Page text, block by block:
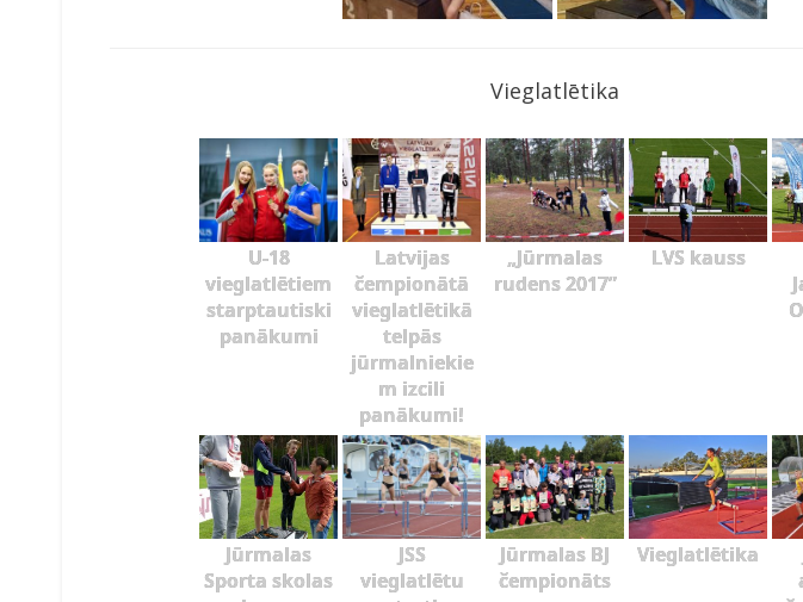
Vieglatlētika
U-18
vieglatlētiem
starptautiski
panākumi
Latvijas
čempionātā
vieglatlētikā
telpās
jūrmalniekie
m izcili
panākumi!
„Jūrmalas
rudens 2017”
LVS kauss
Jūrmalas
Sporta skolas
JSS
vieglatlētu
Jūrmalas BJ
čempionāts
Vieglatlētika